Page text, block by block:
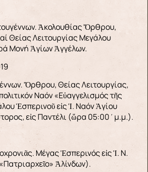
Ἀκολουθίας Ὄρθρου,
Θείας Λειτουργίας Μεγάλου
Μονή Ἁγίων Ἀγγέλων.
Ὄρθρου, Θείας Λειτουργίας,
Ναόν «Εὐαγγελισμός τῆς
Ἑσπερινοῦ εἰς Ἱ. Ναόν Ἁγίου
εἰς Παντέλι (ὥρα 05:00΄μ.μ.).
Μέγας Ἑσπερινός εἰς Ἱ. Ν.
Ἀλίνδων).